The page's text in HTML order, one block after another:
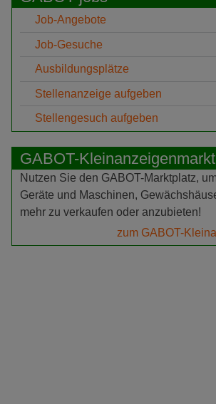
Job-Angebote
Job-Gesuche
Ausbildungsplätze
Stellenanzeige aufgeben
Stellengesuch aufgeben
GABOT-Kleinanzeigenmarkt
Nutzen Sie den GABOT-Marktplatz,
Geräte und Maschinen,
mehr zu verkaufen oder anzubieten!
zum GABOT-